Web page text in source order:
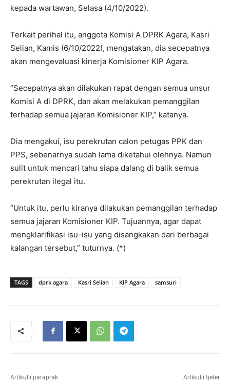
kepada wartawan, Selasa (4/10/2022).
Terkait perihal itu, anggota Komisi A DPRK Agara, Kasri
Selian, Kamis (6/10/2022), mengatakan, dia secepatnya
akan mengevaluasi kinerja Komisioner KIP Agara.
“Secepatnya akan dilakukan rapat dengan semua unsur
Komisi A di DPRK, dan akan melakukan pemanggilan
terhadap semua jajaran Komisioner KIP,” katanya.
Dia mengakui, isu perekrutan calon petugas PPK dan
PPS, sebenarnya sudah lama diketahui olehnya. Namun
sulit untuk mencari tahu siapa dalang di balik semua
perekrutan ilegal itu.
“Untuk itu, perlu kiranya dilakukan pemanggilan terhadap
semua jajaran Komisioner KIP. Tujuannya, agar dapat
mengklarifikasi isu-isu yang disangkakan dari berbagai
kalangan tersebut,” tuturnya. (*)
TAGS dprk agara Kasri Selian KIP Agara samsuri
Artikulli paraprak Artikulli tjetër